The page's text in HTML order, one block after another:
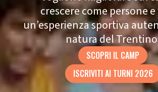
crescere come persone
un’esperienza sportiva
natura del
SCOPRI IL CAMP
ISCRIVITI AI TURNI 2026